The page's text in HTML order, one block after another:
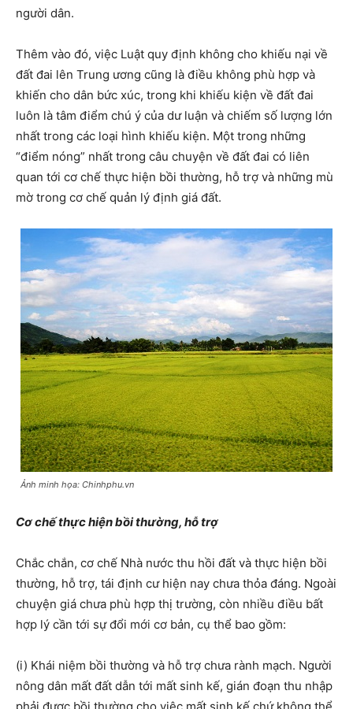
người dân.
Thêm vào đó, việc Luật quy định không cho khiếu nại về
đất đai lên Trung ương cũng là điều không phù hợp và
khiến cho dân bức xúc, trong khi khiếu kiện về đất đai
luôn là tâm điểm chú ý của dư luận và chiếm số lượng lớn
nhất trong các loại hình khiếu kiện. Một trong những
“điểm nóng” nhất trong câu chuyện về đất đai có liên
quan tới cơ chế thực hiện bồi thường, hỗ trợ và những mù
mờ trong cơ chế quản lý định giá đất.
Ảnh minh họa: Chinhphu.vn
Cơ chế thực hiện bồi thường, hỗ trợ
Chắc chắn, cơ chế Nhà nước thu hồi đất và thực hiện bồi
thường, hỗ trợ, tái định cư hiện nay chưa thỏa đáng. Ngoài
chuyện giá chưa phù hợp thị trường, còn nhiều điều bất
hợp lý cần tới sự đổi mới cơ bản, cụ thể bao gồm:
(i) Khái niệm bồi thường và hỗ trợ chưa rành mạch. Người
nông dân mất đất dẫn tới mất sinh kế, gián đoạn thu nhập